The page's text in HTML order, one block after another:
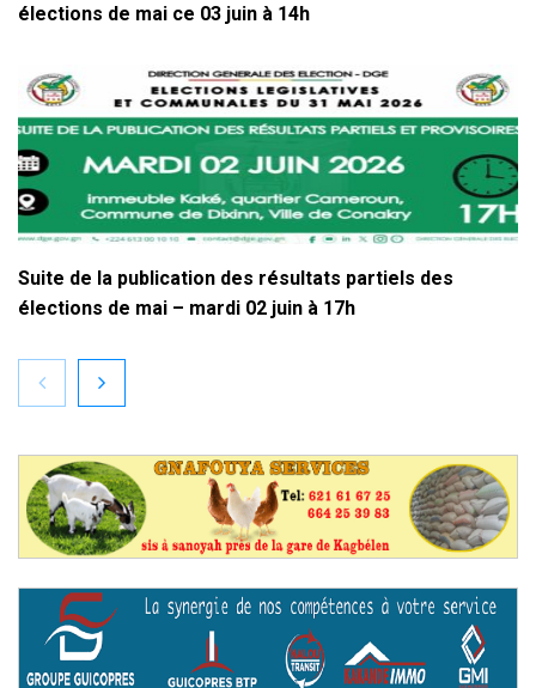
élections de mai ce 03 juin à 14h
Suite de la publication des résultats partiels des
élections de mai – mardi 02 juin à 17h